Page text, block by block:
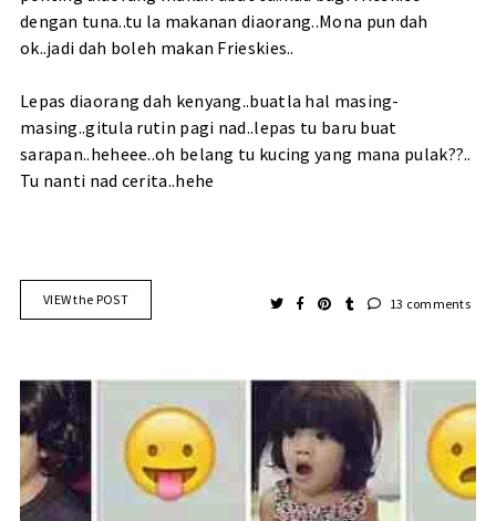
dengan tuna..tu la makanan diaorang..Mona pun dah
ok..jadi dah boleh makan Frieskies..
Lepas diaorang dah kenyang..buatla hal masing-
masing..gitula rutin pagi nad..lepas tu baru buat
sarapan..heheee..oh belang tu kucing yang mana pulak??..
Tu nanti nad cerita..hehe
VIEW the POST 13 comments